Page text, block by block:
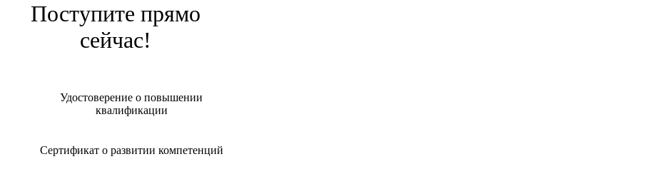
Поступите прямо
сейчас!
Удостоверение о повышении
квалификации
Сертификат о развитии компетенций